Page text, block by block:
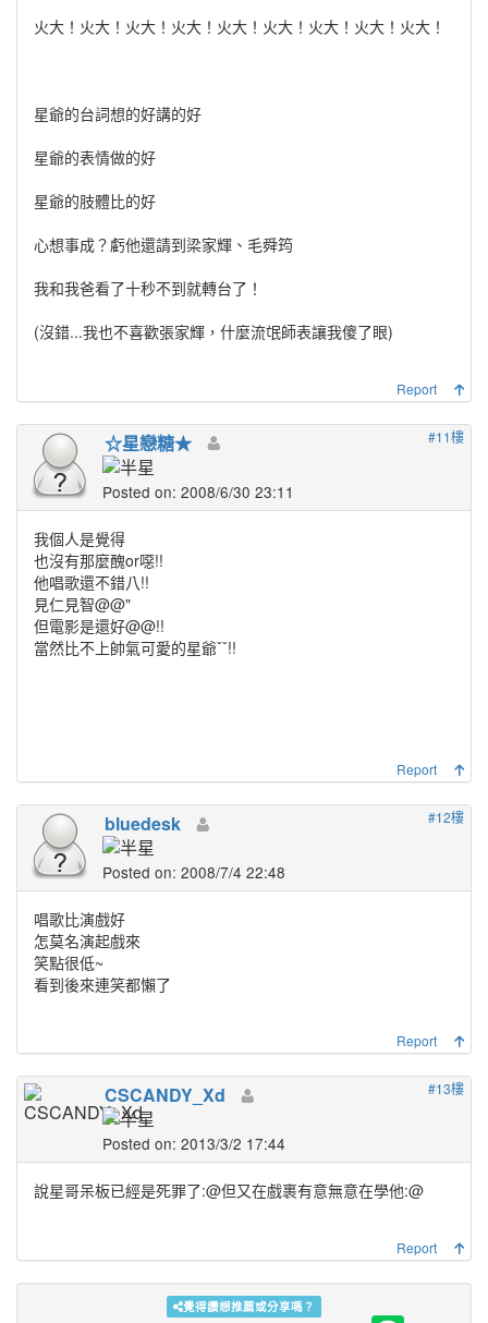
火大！火大！火大！火大！火大！火大！火大！火大！火大！
星爺的台詞想的好講的好
星爺的表情做的好
星爺的肢體比的好
心想事成？虧他還請到梁家輝、毛舜筠
我和我爸看了十秒不到就轉台了！
(沒錯...我也不喜歡張家輝，什麼流氓師表讓我傻了眼)
Report
#11樓
☆星戀糖★
Posted on: 2008/6/30 23:11
我個人是覺得
也沒有那麼醜or噁!!
他唱歌還不錯八!!
見仁見智@@"
但電影是還好@@!!
當然比不上帥氣可愛的星爺ˇˇ!!
Report
#12樓
bluedesk
Posted on: 2008/7/4 22:48
唱歌比演戲好
怎莫名演起戲來
笑點很低~
看到後來連笑都懶了
Report
#13樓
CSCANDY_Xd
Posted on: 2013/3/2 17:44
說星哥呆板已經是死罪了:@但又在戲裹有意無意在學他:@
Report
覺得讚想推薦或分享嗎？